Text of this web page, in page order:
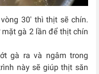
30′ thì thịt sẽ chín.
gà 2 lần để thịt chín
gà ra và ngâm trong
này sẽ giúp thịt săn